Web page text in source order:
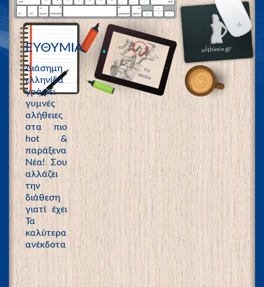
ΕΥΘΥΜΙΑ
Διάσημη
ελληνίδα
γράφει
γυμνές
αλήθειες
στα πιο
hot &
παράξενα
Νέα! Σου
αλλάζει
την
διάθεση
γιατί έχει
Τα
καλύτερα
ανέκδοτα